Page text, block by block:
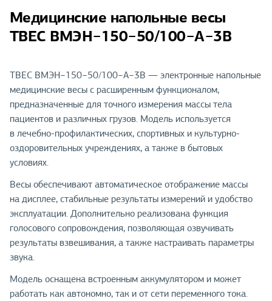
Медицинские напольные весы
ТВЕС ВМЭН−150−50/100−А−3В
ТВЕС ВМЭН−150−50/100−А−3В — электронные напольные
медицинские весы с расширенным функционалом,
предназначенные для точного измерения массы тела
пациентов и различных грузов. Модель используется
в лечебно-профилактических, спортивных и культурно-
оздоровительных учреждениях, а также в бытовых
условиях.
Весы обеспечивают автоматическое отображение массы
на дисплее, стабильные результаты измерений и удобство
эксплуатации. Дополнительно реализована функция
голосового сопровождения, позволяющая озвучивать
результаты взвешивания, а также настраивать параметры
звука.
Модель оснащена встроенным аккумулятором и может
работать как автономно, так и от сети переменного тока.